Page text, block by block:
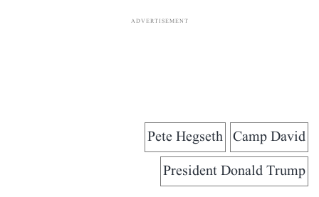
ADVERTISEMENT
Camp David
Pete Hegseth
President Donald Trump